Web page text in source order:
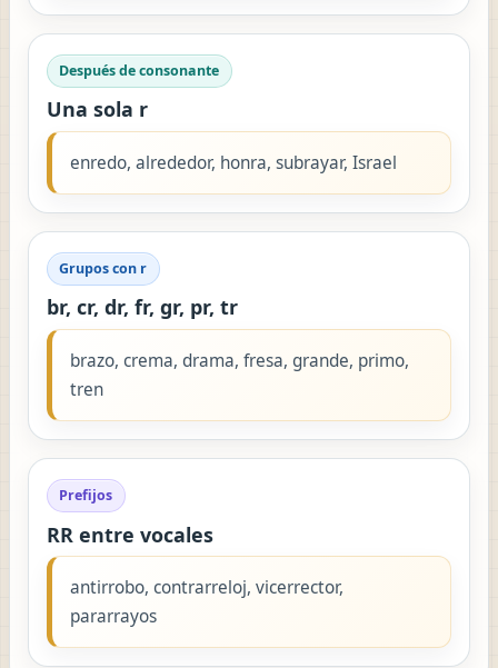
Después de consonante
Una sola r
enredo, alrededor, honra, subrayar, Israel
Grupos con r
br, cr, dr, fr, gr, pr, tr
brazo, crema, drama, fresa, grande, primo,
tren
Prefijos
RR entre vocales
antirrobo, contrarreloj, vicerrector,
pararrayos